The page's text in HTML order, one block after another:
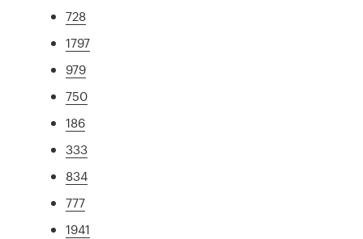
728
1797
979
750
186
333
834
777
1941